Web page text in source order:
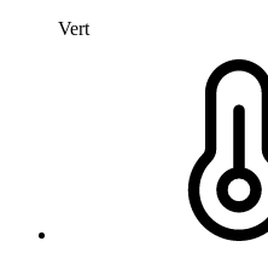
Vert